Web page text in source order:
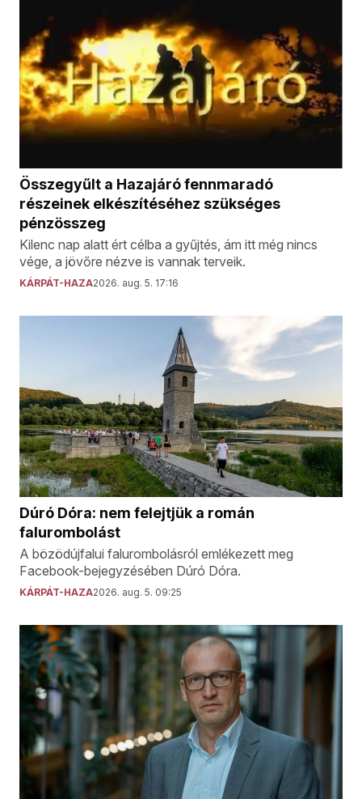
Összegyűlt a Hazajáró fennmaradó
részeinek elkészítéséhez szükséges
pénzösszeg
Kilenc nap alatt ért célba a gyűjtés, ám itt még nincs
vége, a jövőre nézve is vannak terveik.
KÁRPÁT-HAZA2026. aug. 5. 17:16
Dúró Dóra: nem felejtjük a román
falurombolást
A bözödújfalui falurombolásról emlékezett meg
Facebook-bejegyzésében Dúró Dóra.
KÁRPÁT-HAZA2026. aug. 5. 09:25